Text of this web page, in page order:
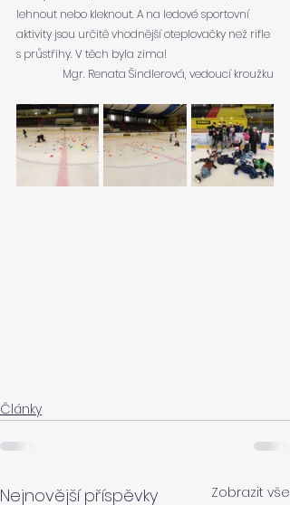
lehnout nebo kleknout. A na ledové sportovní
aktivity jsou určitě vhodnější oteplovačky než rifle
s průstřihy. V těch byla zima!
Mgr. Renata Šindlerová, vedoucí kroužku
Články
Nejnovější příspěvky Zobrazit vše